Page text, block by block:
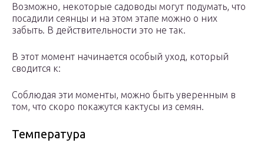
Возможно, некоторые садоводы могут подумать, что
посадили сеянцы и на этом этапе можно о них
забыть. В действительности это не так.
В этот момент начинается особый уход, который
сводится к:
Соблюдая эти моменты, можно быть уверенным в
том, что скоро покажутся кактусы из семян.
Температура